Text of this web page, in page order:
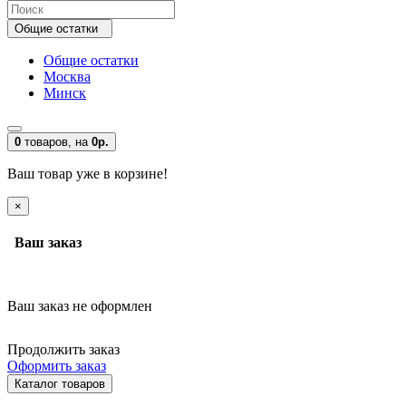
Общие остатки
Общие остатки
Москва
Минск
0 товаров, на 0р.
Ваш товар уже в корзине!
×
Ваш заказ
Ваш заказ не оформлен
Продолжить заказ
Оформить заказ
Каталог товаров